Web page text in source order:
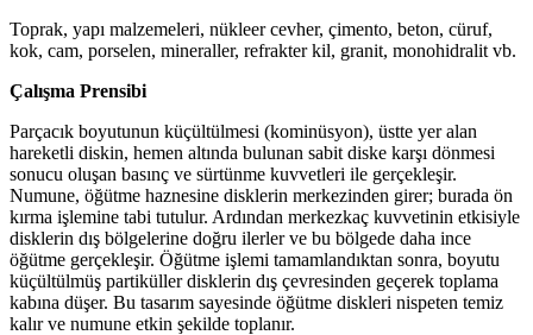
Toprak, yapı malzemeleri, nükleer cevher, çimento, beton, cüruf,
kok, cam, porselen, mineraller, refrakter kil, granit, monohidralit vb.
Çalışma Prensibi
Parçacık boyutunun küçültülmesi (kominüsyon), üstte yer alan
hareketli diskin, hemen altında bulunan sabit diske karşı dönmesi
sonucu oluşan basınç ve sürtünme kuvvetleri ile gerçekleşir.
Numune, öğütme haznesine disklerin merkezinden girer; burada ön
kırma işlemine tabi tutulur. Ardından merkezkaç kuvvetinin etkisiyle
disklerin dış bölgelerine doğru ilerler ve bu bölgede daha ince
öğütme gerçekleşir. Öğütme işlemi tamamlandıktan sonra, boyutu
küçültülmüş partiküller disklerin dış çevresinden geçerek toplama
kabına düşer. Bu tasarım sayesinde öğütme diskleri nispeten temiz
kalır ve numune etkin şekilde toplanır.